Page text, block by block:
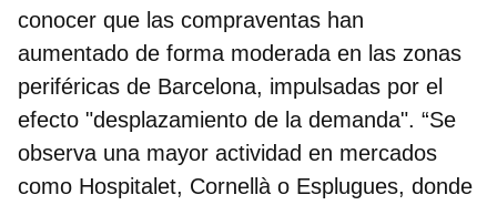
conocer que las compraventas han
aumentado de forma moderada en las zonas
periféricas de Barcelona, impulsadas por el
efecto "desplazamiento de la demanda". “Se
observa una mayor actividad en mercados
como Hospitalet, Cornellà o Esplugues, donde